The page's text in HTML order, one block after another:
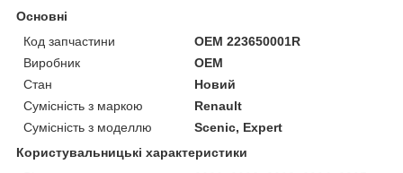
Основні
Код запчастини
OEM 223650001R
Виробник
OEM
Стан
Новий
Сумісність з маркою
Renault
Сумісність з моделлю
Scenic, Expert
Користувальницькі характеристики